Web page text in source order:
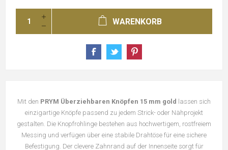
WARENKORB
Mit den PRYM Überziehbaren Knöpfen 15 mm gold lassen sich
einzigartige Knöpfe passend zu jedem Strick- oder Nähprojekt
gestalten. Die Knopfrohlinge bestehen aus hochwertigem, rostfreiem
Messing und verfügen über eine stabile Drahtöse für eine sichere
Befestigung. Der clevere Zahnrand auf der Innenseite sorgt für